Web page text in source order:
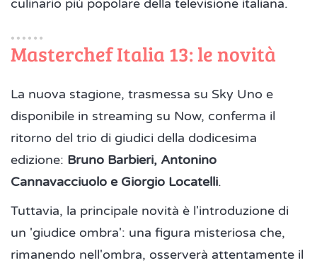
culinario più popolare della televisione italiana.
Masterchef Italia 13: le novità
La nuova stagione, trasmessa su Sky Uno e
disponibile in streaming su Now, conferma il
ritorno del trio di giudici della dodicesima
edizione: Bruno Barbieri, Antonino
Cannavacciuolo e Giorgio Locatelli.
Tuttavia, la principale novità è l'introduzione di
un 'giudice ombra': una figura misteriosa che,
rimanendo nell'ombra, osserverà attentamente il